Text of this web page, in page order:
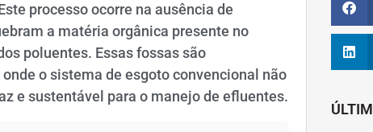
processo ocorre na ausência de
a matéria orgânica presente no
poluentes. Essas fossas são
o sistema de esgoto convencional não
e sustentável para o manejo de efluentes.